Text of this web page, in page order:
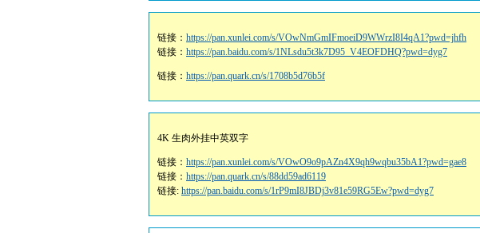
链接： https://pan.xunlei.com/s/VOwNmGmIFmoeiD9WWrzI8I4qA1?pwd=jhfh
链接： https://pan.baidu.com/s/1NLsdu5t3k7D95_V4EOFDHQ?pwd=dyg7
链接： https://pan.quark.cn/s/1708b5d76b5f
4K 生肉外挂中英双字
链接： https://pan.xunlei.com/s/VOwO9o9pAZn4X9qh9wqbu35bA1?pwd=gae8
链接： https://pan.quark.cn/s/88dd59ad6119
链接: https://pan.baidu.com/s/1rP9mI8JBDj3v81e59RG5Ew?pwd=dyg7